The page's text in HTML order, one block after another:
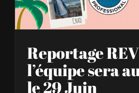
Reportage
l’équipe sera
le 29 Juin